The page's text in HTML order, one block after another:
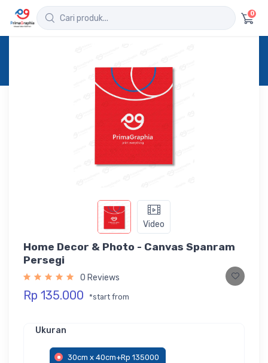
0
Home Decor & Photo - Canvas Spanram Persegi
Video
Home Decor & Photo - Canvas Spanram
Persegi
0 Reviews
Rp 135.000 *start from
Ukuran
30cm x 40cm+Rp 135000